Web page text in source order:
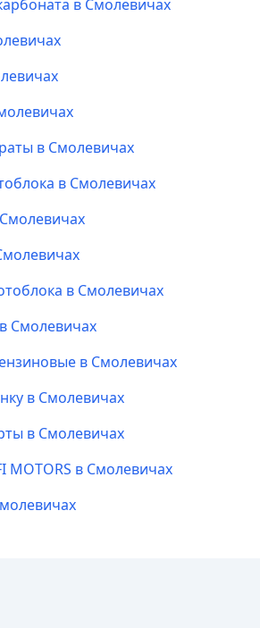
в Смолевичах
в Смолевичах
в Смолевичах
в Смолевичах
Смолевичах
в Смолевичах
в Смолевичах
в Смолевичах
MOTORS в Смолевичах